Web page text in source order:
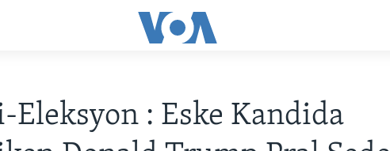
Eleksyon : Eske Kandida